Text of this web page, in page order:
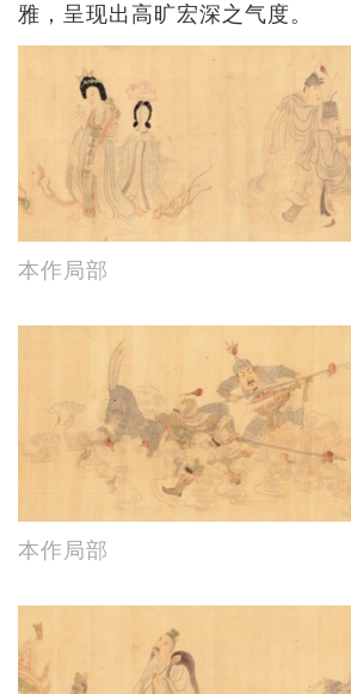
雅，呈现出高旷宏深之气度。
本作局部
本作局部